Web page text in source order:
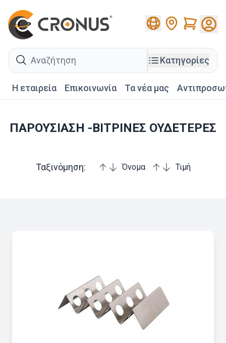
Cart
search
Κατηγορίες
Η εταιρεία Επικοινωνία Τα νέα μας
ΠΑΡΟΥΣΙΑΣΗ -ΒΙΤΡΙΝΕΣ ΟΥΔΕΤΕΡΕΣ
Ταξινόμηση: Όνομα Τιμή